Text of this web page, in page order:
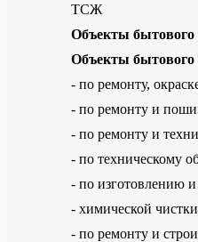
ТСЖ
Объекты бытового
Объекты бытового
- по ремонту,
- по ремонту и
- по ремонту и
- по техническому
- по изготовлению
- химической
- по ремонту и